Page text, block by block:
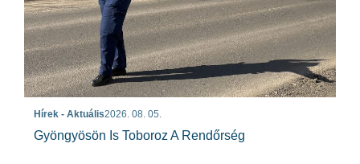
Hírek - Aktuális2026. 08. 05.
Gyöngyösön Is Toboroz A Rendőrség